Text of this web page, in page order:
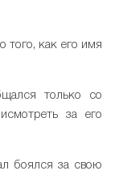
того, как его имя
только со
за его
боялся за свою